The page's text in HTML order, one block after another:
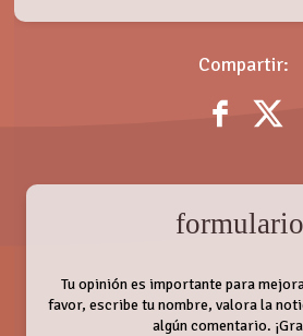
Compartir:
Tu opinión es importante para
favor, escribe tu nombre, valora la
algún comentario.